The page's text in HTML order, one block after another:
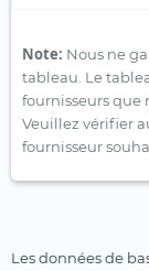
Note: Nous ne
tableau. Le
fournisseurs que
Veuillez vérifier
fournisseur
Les données de